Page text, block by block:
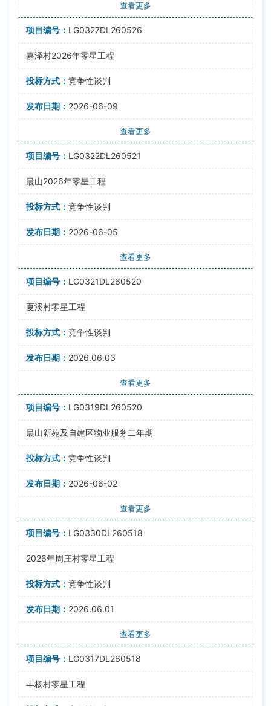
查看更多
LG0327DL260526
嘉泽村2026年零星工程
竞争性谈判
2026-06-09
查看更多
LG0322DL260521
晨山2026年零星工程
竞争性谈判
2026-06-05
查看更多
LG0321DL260520
夏溪村零星工程
竞争性谈判
2026.06.03
查看更多
LG0319DL260520
晨山新苑及自建区物业服务二年期
竞争性谈判
2026-06-02
查看更多
LG0330DL260518
2026年周庄村零星工程
竞争性谈判
2026.06.01
查看更多
LG0317DL260518
丰杨村零星工程